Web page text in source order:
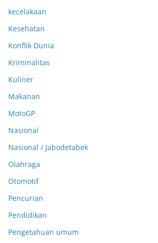
kecelakaan
Kesehatan
Konflik Dunia
Kriminalitas
Kuliner
Makanan
MotoGP
Nasional
Nasional / Jabodetabek
Olahraga
Otomotif
Pencurian
Pendidikan
Pengetahuan umum